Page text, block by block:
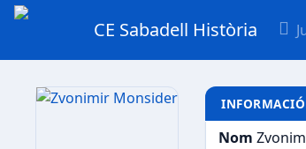
CE Sabadell Història
INFORMACIÓ
Nom